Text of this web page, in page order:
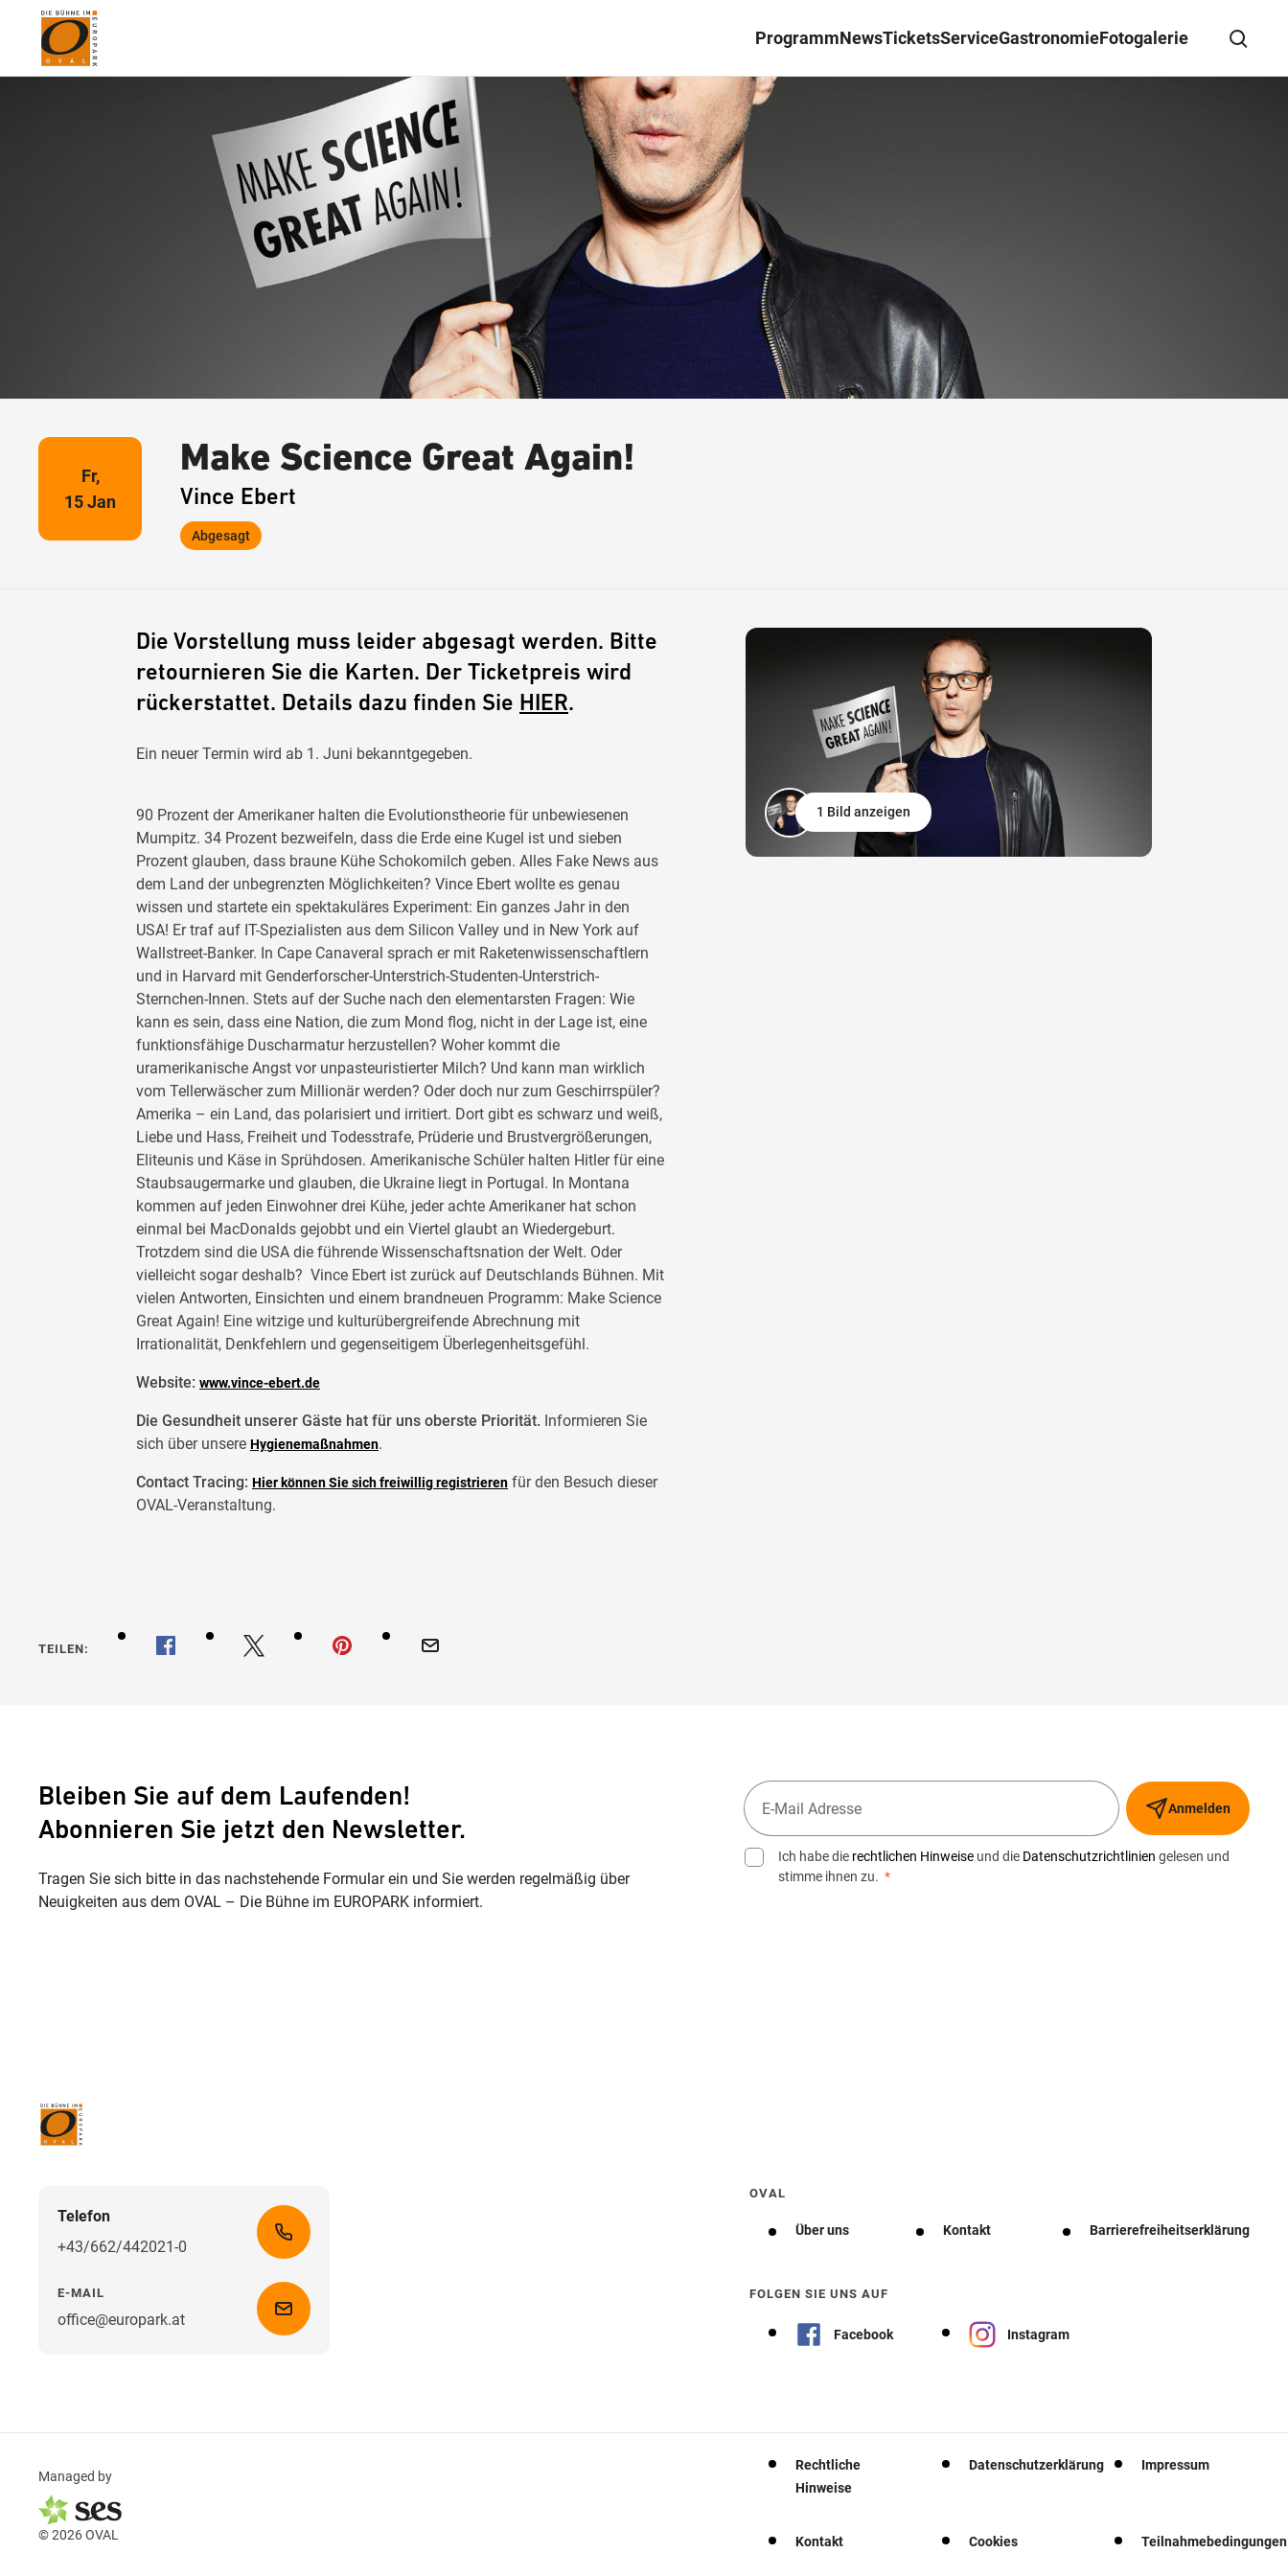
ProgrammNewsTicketsServiceGastronomieFotogalerie
Fr,
15 Jan
Make Science Great Again!
Vince Ebert
Abgesagt
Die Vorstellung muss leider abgesagt werden. Bitte
retournieren Sie die Karten. Der Ticketpreis wird
rückerstattet. Details dazu finden Sie HIER.
Ein neuer Termin wird ab 1. Juni bekanntgegeben.
90 Prozent der Amerikaner halten die Evolutionstheorie für unbewiesenen
Mumpitz. 34 Prozent bezweifeln, dass die Erde eine Kugel ist und sieben
Prozent glauben, dass braune Kühe Schokomilch geben. Alles Fake News aus
dem Land der unbegrenzten Möglichkeiten? Vince Ebert wollte es genau
wissen und startete ein spektakuläres Experiment: Ein ganzes Jahr in den
USA! Er traf auf IT-Spezialisten aus dem Silicon Valley und in New York auf
Wallstreet-Banker. In Cape Canaveral sprach er mit Raketenwissenschaftlern
und in Harvard mit Genderforscher-Unterstrich-Studenten-Unterstrich-
Sternchen-Innen. Stets auf der Suche nach den elementarsten Fragen: Wie
kann es sein, dass eine Nation, die zum Mond flog, nicht in der Lage ist, eine
funktionsfähige Duscharmatur herzustellen? Woher kommt die
uramerikanische Angst vor unpasteuristierter Milch? Und kann man wirklich
vom Tellerwäscher zum Millionär werden? Oder doch nur zum Geschirrspüler?
Amerika – ein Land, das polarisiert und irritiert. Dort gibt es schwarz und weiß,
Liebe und Hass, Freiheit und Todesstrafe, Prüderie und Brustvergrößerungen,
Eliteunis und Käse in Sprühdosen. Amerikanische Schüler halten Hitler für eine
Staubsaugermarke und glauben, die Ukraine liegt in Portugal. In Montana
kommen auf jeden Einwohner drei Kühe, jeder achte Amerikaner hat schon
einmal bei MacDonalds gejobbt und ein Viertel glaubt an Wiedergeburt.
Trotzdem sind die USA die führende Wissenschaftsnation der Welt. Oder
vielleicht sogar deshalb? Vince Ebert ist zurück auf Deutschlands Bühnen. Mit
vielen Antworten, Einsichten und einem brandneuen Programm: Make Science
Great Again! Eine witzige und kulturübergreifende Abrechnung mit
Irrationalität, Denkfehlern und gegenseitigem Überlegenheitsgefühl.
Website: www.vince-ebert.de
Die Gesundheit unserer Gäste hat für uns oberste Priorität. Informieren Sie
sich über unsere Hygienemaßnahmen.
Contact Tracing: Hier können Sie sich freiwillig registrieren für den Besuch dieser
OVAL-Veranstaltung.
1 Bild anzeigen
TEILEN:
Bleiben Sie auf dem Laufenden!
Abonnieren Sie jetzt den Newsletter.
Tragen Sie sich bitte in das nachstehende Formular ein und Sie werden regelmäßig über
Neuigkeiten aus dem OVAL – Die Bühne im EUROPARK informiert.
Anmelden
Ich habe die rechtlichen Hinweise und die Datenschutzrichtlinien gelesen und
stimme ihnen zu. *
Telefon
+43/662/442021-0
E-MAIL
office@europark.at
OVAL
Über uns Kontakt Barrierefreiheitserklärung
FOLGEN SIE UNS AUF
Facebook Instagram
Managed by
© 2026 OVAL
Rechtliche
Hinweise
Datenschutzerklärung Impressum
Kontakt Cookies Teilnahmebedingungen